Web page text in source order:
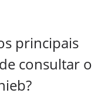
principais
consultar o